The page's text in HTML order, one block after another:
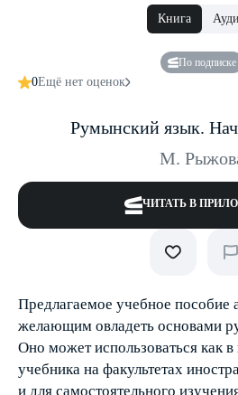
Книга
По подписке
0Ещё нет оценок
Румынский язык.
М.
ЧИТАТЬ В
Предлагаемое учебное пособие
желающим овладеть основами
Оно может использоваться как в
учебника на факультетах
и для самостоятельного